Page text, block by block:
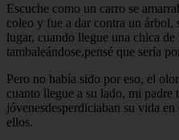
Escuche como un carro se
coleo y fue a dar contra un árbol,
lugar, cuando llegue una chica de
tambaleándose,pensé que sería
Pero no había sido por eso, el
cuanto llegue a su lado, mi padre
jóvenesdesperdiciaban su vida
ellos.